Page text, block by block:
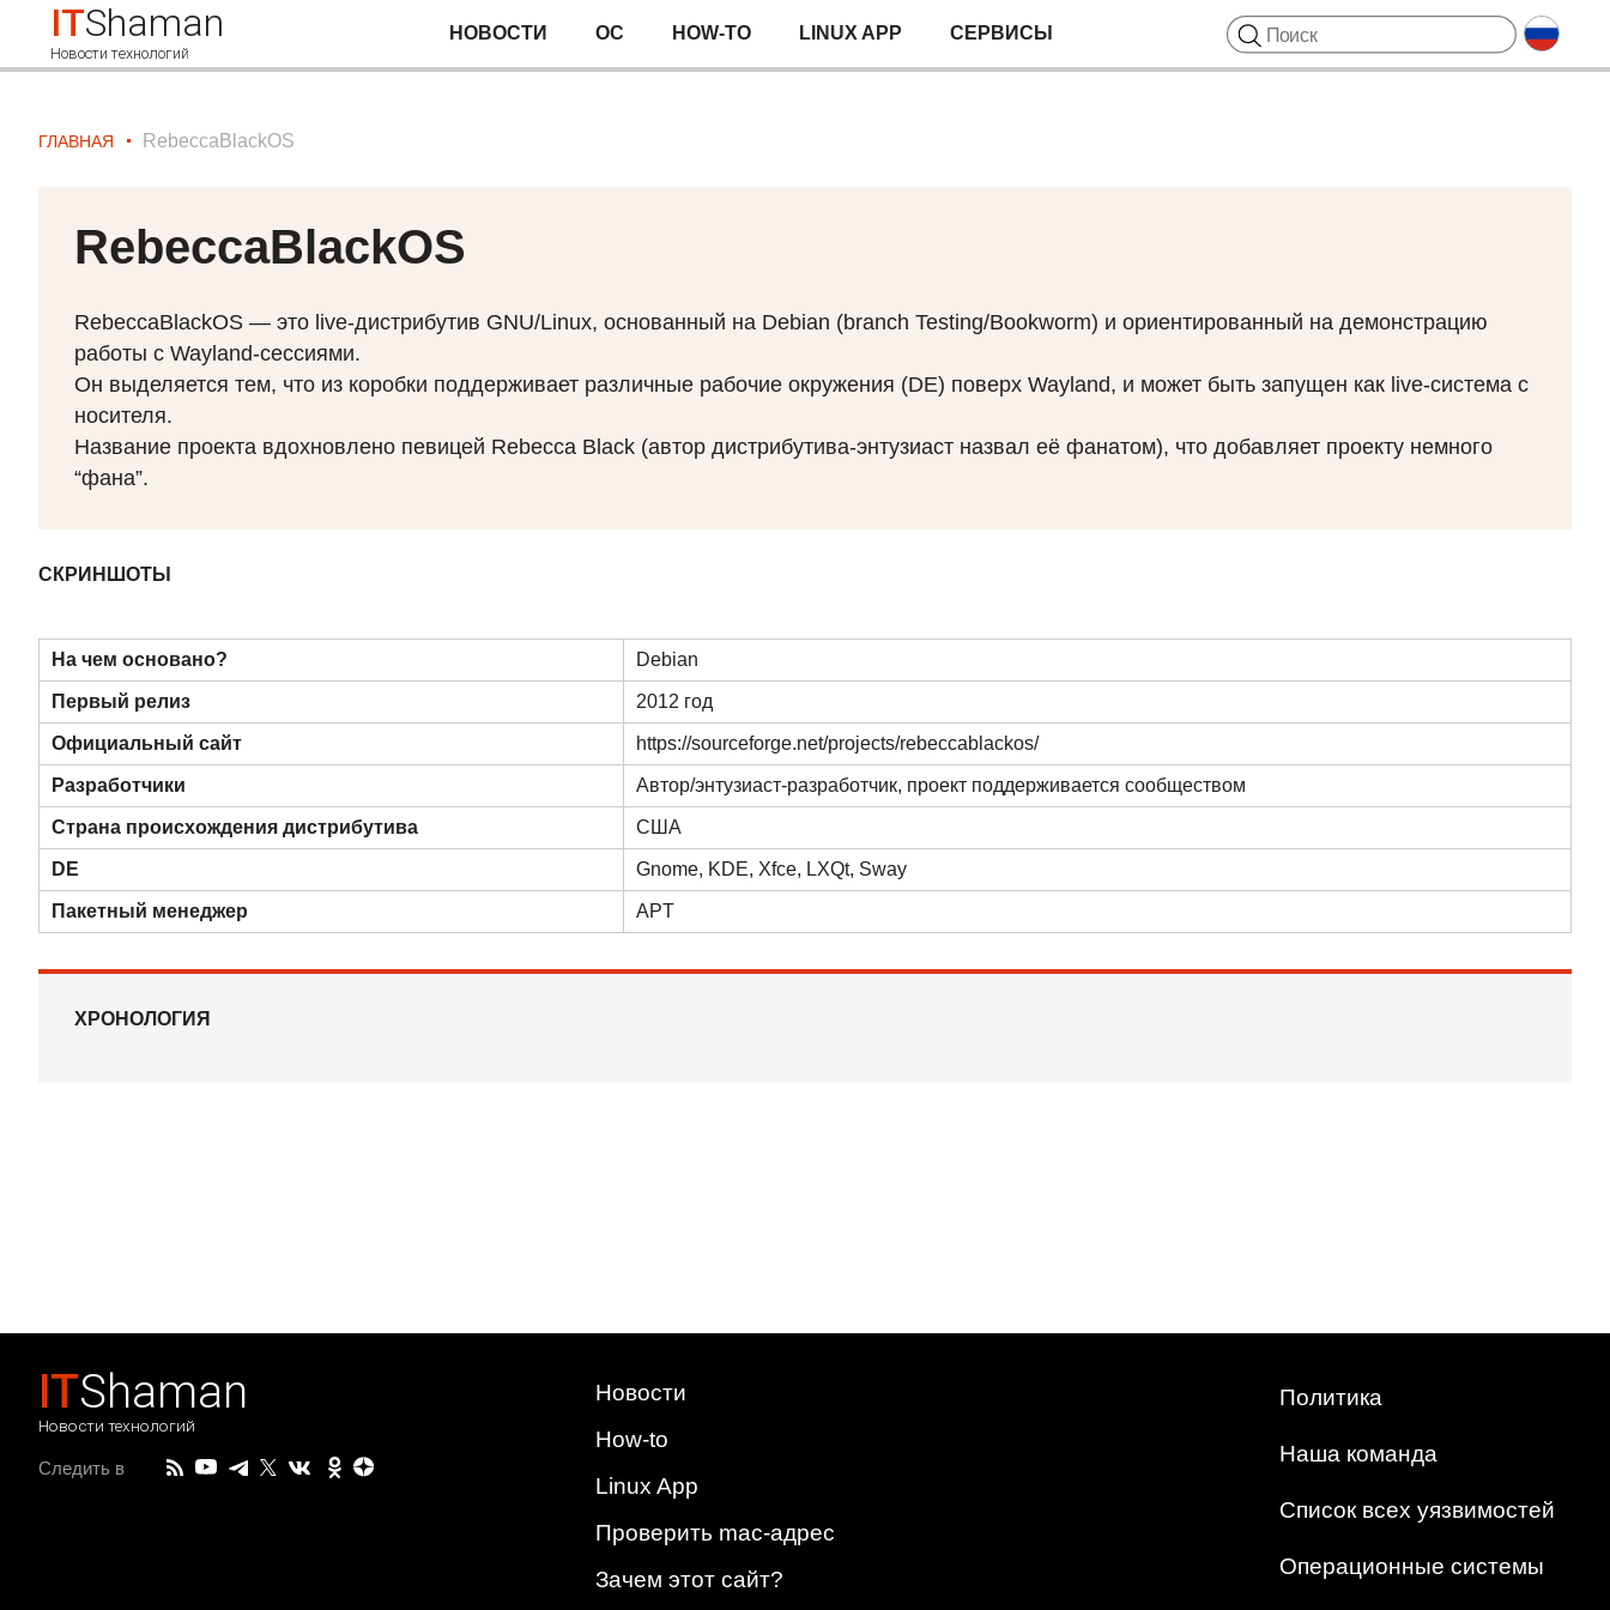
ITShaman
Новости технологий
НОВОСТИ ОС HOW-TO LINUX APP СЕРВИСЫ
ГЛАВНАЯ RebeccaBlackOS
RebeccaBlackOS
RebeccaBlackOS — это live-дистрибутив GNU/Linux, основанный на Debian (branch Testing/Bookworm) и ориентированный на демонстрацию
работы с Wayland-сессиями.
Он выделяется тем, что из коробки поддерживает различные рабочие окружения (DE) поверх Wayland, и может быть запущен как live-система с
носителя.
Название проекта вдохновлено певицей Rebecca Black (автор дистрибутива‐энтузиаст назвал её фанатом), что добавляет проекту немного
“фана”.
СКРИНШОТЫ
На чем основано? Debian
Первый релиз 2012 год
Официальный сайт https://sourceforge.net/projects/rebeccablackos/
Разработчики Автор/энтузиаст-разработчик, проект поддерживается сообществом
Страна происхождения дистрибутива США
DE Gnome, KDE, Xfce, LXQt, Sway
Пакетный менеджер APT
ХРОНОЛОГИЯ
ITShaman
Новости технологий
Следить в
Новости
How-to
Linux App
Проверить mac-адрес
Зачем этот сайт?
Политика
Наша команда
Список всех уязвимостей
Операционные системы